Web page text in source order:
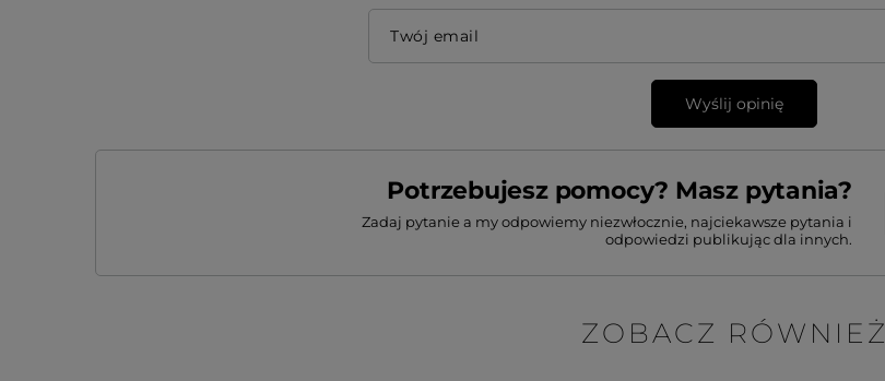
Twój email
Wyślij opinię
Potrzebujesz pomocy? Masz pytania?
Zadaj pytanie a my odpowiemy niezwłocznie, najciekawsze pytania i
odpowiedzi publikując dla innych.
ZOBACZ RÓWNIEŻ